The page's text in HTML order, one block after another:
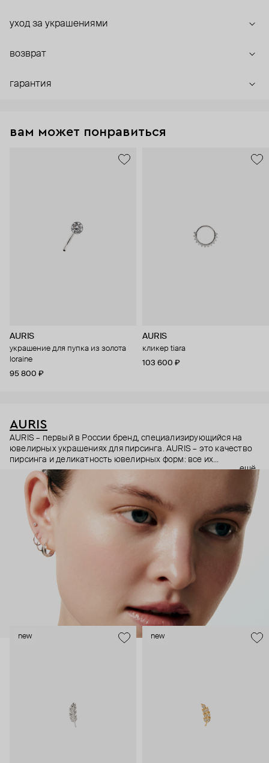
уход за украшениями
возврат
гарантия
вам может понравиться
AURIS
украшение для пупка из золота
loraine
95 800 ₽
AURIS
кликер tiara
103 600 ₽
AURIS
AURIS – первый в России бренд, специализирующийся на
ювелирных украшениях для пирсинга. AURIS – это качество
пирсинга и деликатность ювелирных форм: все их
украшения ручной работы. В процессе создания участвуют
как профессиональные пирсеры (они отвечают за
безопасность и эргономичность пирсинга), так и ювелирные
стилисты (благодаря им дизайн соответствует трендам, а
украшения легко сочетаются между собой).
Украшения AURIS – для тех, кто открыто выражает себя, но
делает это интеллигентно и по-взрослому.
ещё
new new